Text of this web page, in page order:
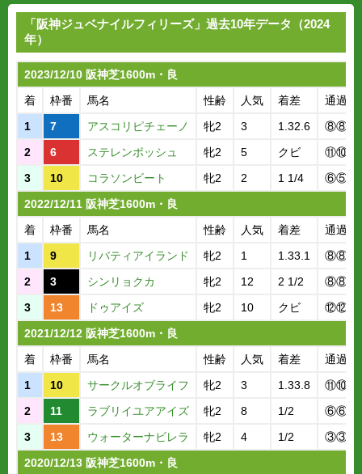
「阪神ジュベナイルフィリーズ」過去10年データ（2024
年）
2023/12/10 阪神芝1600m・良
着
枠番 馬名 性齢 人気 着差
通過順
1
7 アスコリピチェーノ 牝2 3 1.32.6
⑧⑧
2
6 ステレンボッシュ 牝2 5 クビ
⑪⑩
3
10 コラソンビート 牝2 2 1 1/4
⑥⑤
2022/12/11 阪神芝1600m・良
着
枠番 馬名 性齢 人気 着差
通過順
1
9 リバティアイランド 牝2 1 1.33.1
⑧⑧
2
3 シンリョクカ 牝2 12 2 1/2
⑧⑧
3
13 ドゥアイズ 牝2 10 クビ
⑫⑫
2021/12/12 阪神芝1600m・良
着
枠番 馬名 性齢 人気 着差
通過順
1
10 サークルオブライフ 牝2 3 1.33.8
⑪⑩
2
11 ラブリイユアアイズ 牝2 8 1/2
⑥⑥
3
13 ウォーターナビレラ 牝2 4 1/2
③③
2020/12/13 阪神芝1600m・良